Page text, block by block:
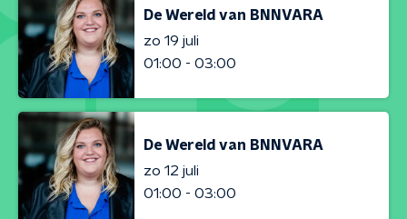
De Wereld van BNNVARA
zo 19 juli
01:00 - 03:00
De Wereld van BNNVARA
zo 12 juli
01:00 - 03:00